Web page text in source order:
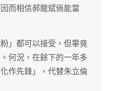
而相信郝龍斌倘能當
」都可以接受，但畢竟
何況，在餘下的一年多
作先鋒」，代替朱立倫